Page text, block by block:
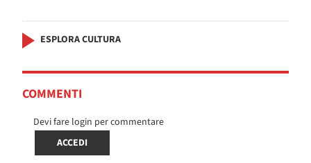
ESPLORA CULTURA
COMMENTI
Devi fare login per commentare
ACCEDI